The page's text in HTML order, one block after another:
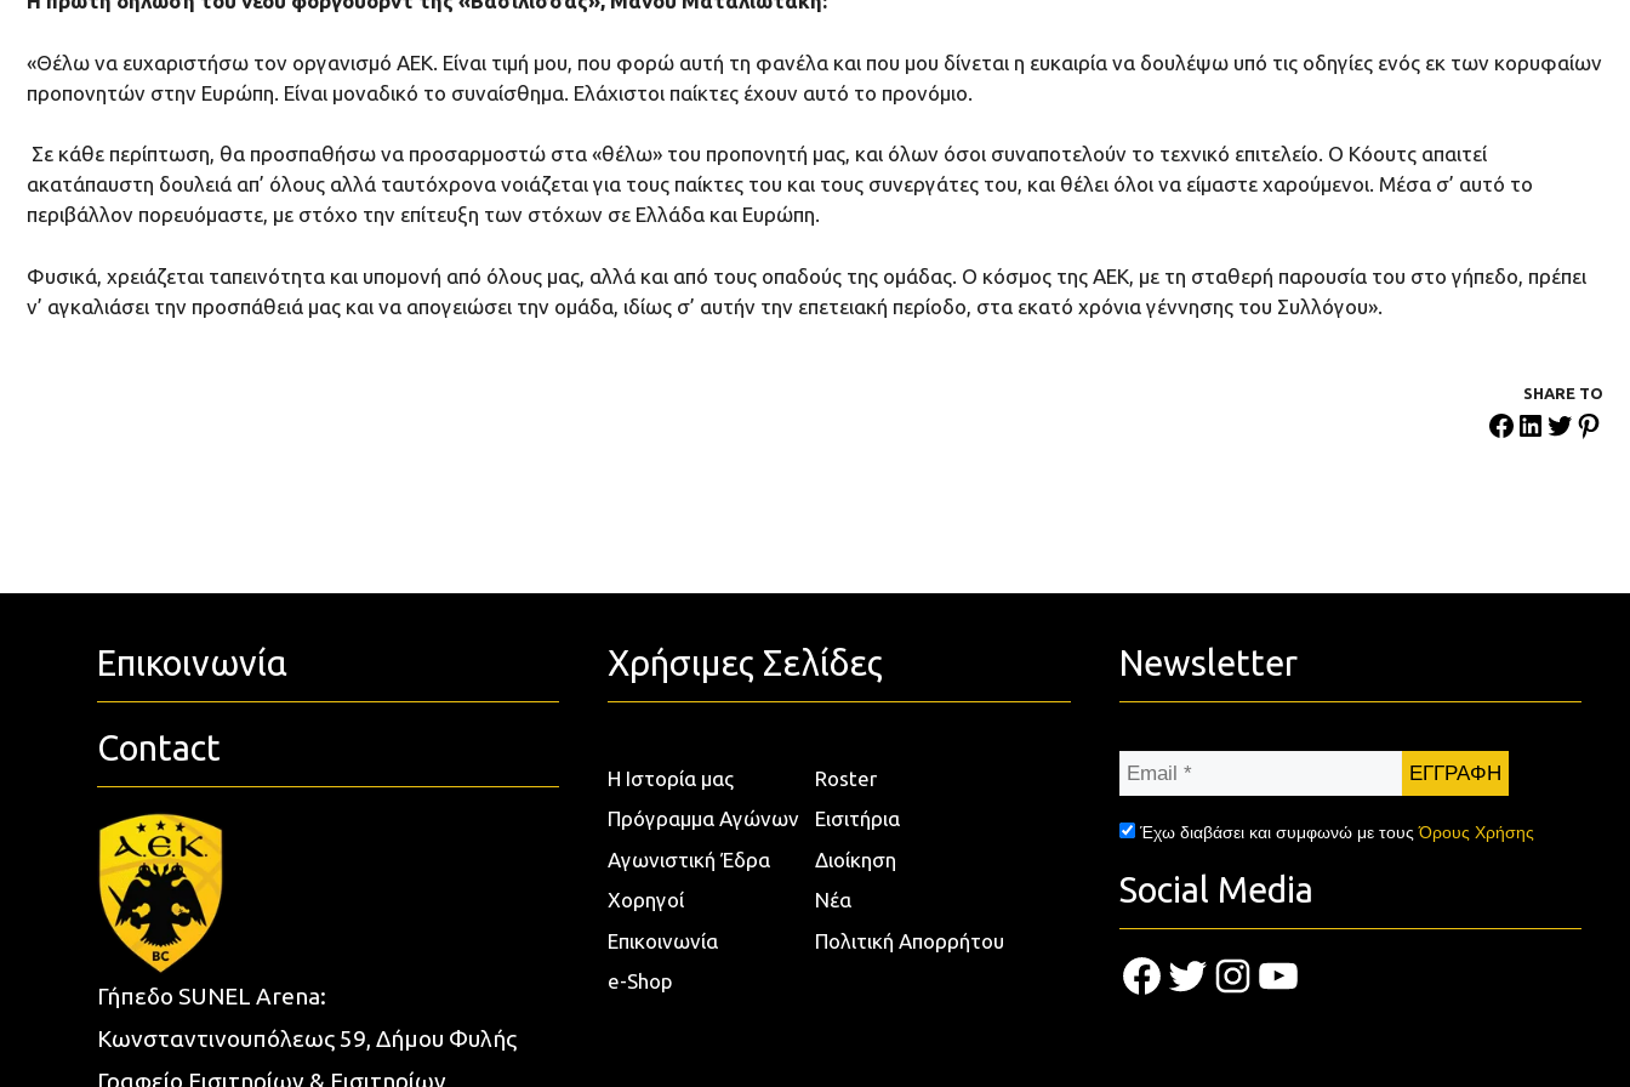
«Θέλω να ευχαριστήσω τον οργανισμό ΑΕΚ. Είναι τιμή μου, που φορώ αυτή τη φανέλα και που μου δίνεται η ευκαιρία να δουλέψω υπό τις οδηγίες ενός εκ των κορυφαίων
προπονητών στην Ευρώπη. Είναι μοναδικό το συναίσθημα. Ελάχιστοι παίκτες έχουν αυτό το προνόμιο.
Σε κάθε περίπτωση, θα προσπαθήσω να προσαρμοστώ στα «θέλω» του προπονητή μας, και όλων όσοι συναποτελούν το τεχνικό επιτελείο. Ο Κόουτς απαιτεί
ακατάπαυστη δουλειά απ’ όλους αλλά ταυτόχρονα νοιάζεται για τους παίκτες του και τους συνεργάτες του, και θέλει όλοι να είμαστε χαρούμενοι. Μέσα σ’ αυτό το
περιβάλλον πορευόμαστε, με στόχο την επίτευξη των στόχων σε Ελλάδα και Ευρώπη.
Φυσικά, χρειάζεται ταπεινότητα και υπομονή από όλους μας, αλλά και από τους οπαδούς της ομάδας. Ο κόσμος της ΑΕΚ, με τη σταθερή παρουσία του στο γήπεδο, πρέπει
ν’ αγκαλιάσει την προσπάθειά μας και να απογειώσει την ομάδα, ιδίως σ’ αυτήν την επετειακή περίοδο, στα εκατό χρόνια γέννησης του Συλλόγου».
SHARE ΤΟ
Επικοινωνία
Contact
Γήπεδο SUNEL Arena:
Κωνσταντινουπόλεως 59, Δήμου Φυλής
Γραφείο Εισιτηρίων & Εισιτηρίων
Χρήσιμες Σελίδες
Η Ιστορία μας
Roster
Πρόγραμμα Αγώνων
Εισιτήρια
Αγωνιστική Έδρα
Διοίκηση
Χορηγοί
Νέα
Επικοινωνία
Πολιτική Απορρήτου
e-Shop
Newsletter
Email
Έχω διαβάσει και συμφωνώ με τουςΌρους Χρήσης
Social Media
Facebook
TwitterInstagram
YouTube